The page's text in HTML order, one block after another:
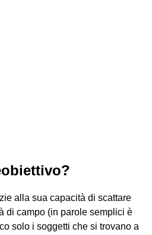
alla sua capacità di scattare
di campo (in parole semplici è
solo i soggetti che si trovano a